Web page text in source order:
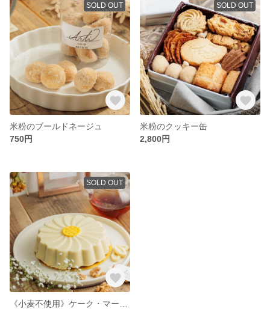
SOLD OUT
米粉のブールドネージュ
750円
SOLD OUT
米粉のクッキー缶
2,800円
SOLD OUT